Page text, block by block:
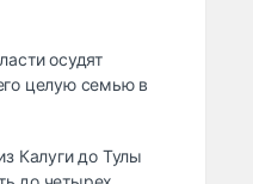
осудят
целую семью в
Калуги до Тулы